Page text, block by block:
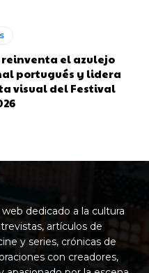
reinventa el azulejo
portugués y lidera
visual del Festival
dedicado a la cultura
artículos de
y series, crónicas de
con creadores,